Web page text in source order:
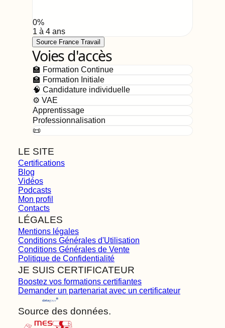
0%
1 à 4 ans
Source France Travail
Voies d'accès
🏫 Formation Continue
🏫 Formation Initiale
🧠 Candidature individuelle
⚙️ VAE
Apprentissage
Professionnalisation
📜
LE SITE
Certifications
Blog
Vidéos
Podcasts
Mon profil
Contacts
LÉGALES
Mentions légales
Conditions Générales d'Utilisation
Conditions Générales de Vente
Politique de Confidentialité
JE SUIS CERTIFICATEUR
Boostez vos formations certifiantes
Demander un partenariat avec un certificateur
Source des données.